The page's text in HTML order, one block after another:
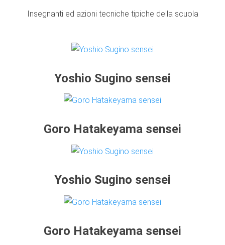
Insegnanti ed azioni tecniche tipiche della scuola
Yoshio Sugino sensei
Goro Hatakeyama sensei
Yoshio Sugino sensei
Goro Hatakeyama sensei